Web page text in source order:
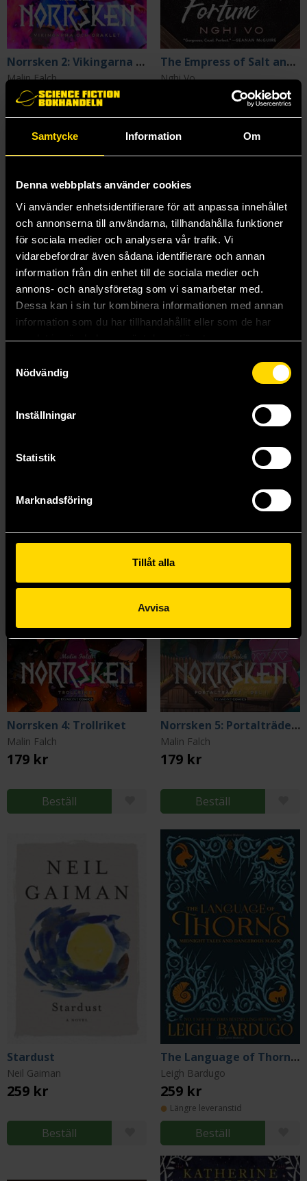
Samtycke Information Om
Denna webbplats använder cookies
Vi använder enhetsidentifierare för att anpassa innehållet
och annonserna till användarna, tillhandahålla funktioner
för sociala medier och analysera vår trafik. Vi
vidarebefordrar även sådana identifierare och annan
information från din enhet till de sociala medier och
annons- och analysföretag som vi samarbetar med.
Dessa kan i sin tur kombinera informationen med annan
information som du har tillhandahållit eller som de har
samlat in när du har använt deras tjänster.
Nödvändig
Inställningar
Statistik
Marknadsföring
Tillåt alla
Avvisa
Norrsken 2: Vikingarna och oraklet
Malin Falch
179 kr
Beställ
The Empress of Salt and Fortune
Nghi Vo
Neil Gaiman
Norrsken 4: Trollriket
Malin Falch
179 kr
Beställ
Norrsken 5: Portalträdet del 1
Malin Falch
179 kr
Beställ
Stardust
Neil Gaiman
259 kr
Beställ
The Language of Thorns: Midnight Tales and Dangerous Magic
Leigh Bardugo
259 kr
Längre leveranstid
Beställ